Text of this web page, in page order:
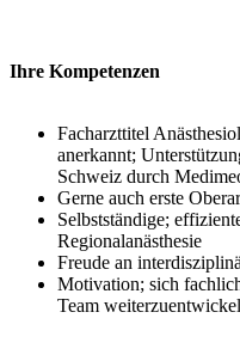
Ihre Kompetenzen
Facharzttitel
anerkannt;
Schweiz durch
Gerne auch erste
Selbstständige;
Regionalanästhesie
Freude an
Motivation; sich
Team